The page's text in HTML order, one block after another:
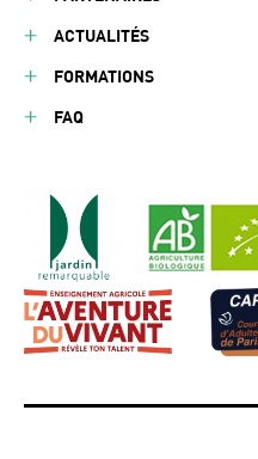
ACTUALITÉS
FORMATIONS
FAQ